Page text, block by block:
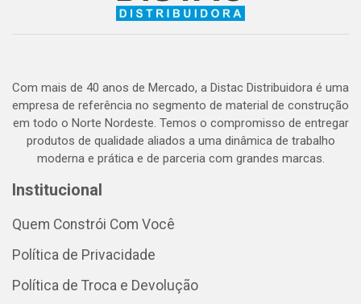
Com mais de 40 anos de Mercado, a Distac Distribuidora é uma
empresa de referência no segmento de material de construção
em todo o Norte Nordeste. Temos o compromisso de entregar
produtos de qualidade aliados a uma dinâmica de trabalho
moderna e prática e de parceria com grandes marcas.
Institucional
Quem Constrói Com Você
Política de Privacidade
Política de Troca e Devolução